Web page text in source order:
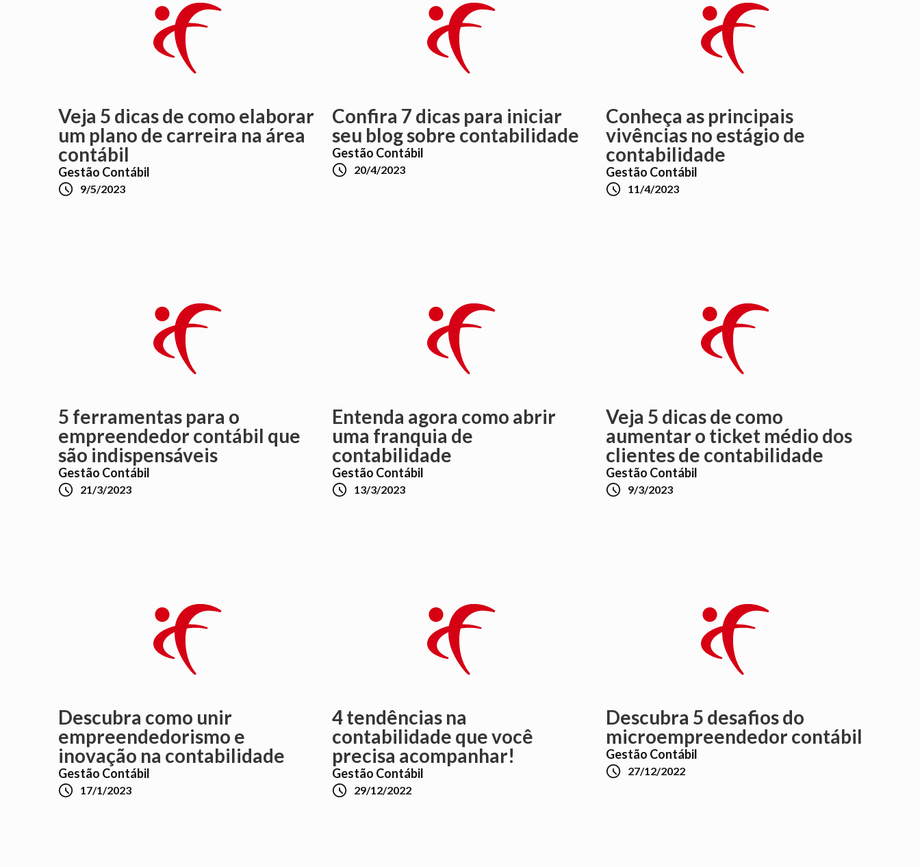
Veja 5 dicas de como elaborar
um plano de carreira na área
contábil
Gestão Contábil
 9/5/2023
Confira 7 dicas para iniciar
seu blog sobre contabilidade
Gestão Contábil
 20/4/2023
Conheça as principais
vivências no estágio de
contabilidade
Gestão Contábil
 11/4/2023
5 ferramentas para o
empreendedor contábil que
são indispensáveis
Gestão Contábil
 21/3/2023
Entenda agora como abrir
uma franquia de
contabilidade
Gestão Contábil
 13/3/2023
Veja 5 dicas de como
aumentar o ticket médio dos
clientes de contabilidade
Gestão Contábil
 9/3/2023
Descubra como unir
empreendedorismo e
inovação na contabilidade
Gestão Contábil
 17/1/2023
4 tendências na
contabilidade que você
precisa acompanhar!
Gestão Contábil
 29/12/2022
Descubra 5 desafios do
microempreendedor contábil
Gestão Contábil
 27/12/2022